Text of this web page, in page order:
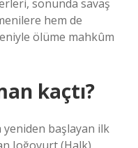
sonunda savaş
hem de
ölüme mahkûm
kaçtı?
yeniden başlayan ilk